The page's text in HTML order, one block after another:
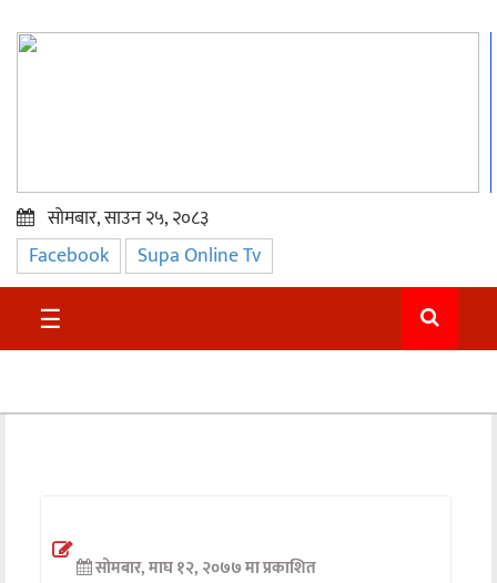
प्रमुख
समाचार
सुदुर
अन्तर्वार्ता
सोमबार, साउन २५, २०८३
Facebook Supa Online Tv
☰
सोमबार, माघ १२, २०७७ मा प्रकाशित